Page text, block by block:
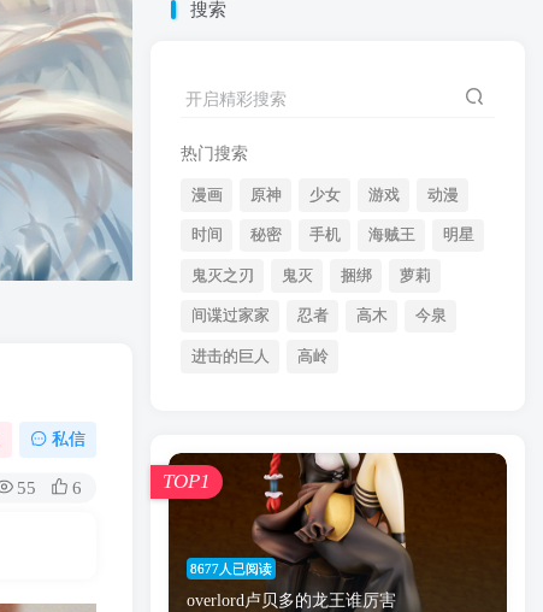
私信
55 6
搜索
开启精彩搜索
热门搜索
漫画 原神 少女 游戏 动漫
时间 秘密 手机 海贼王 明星
鬼灭之刃 鬼灭 捆绑 萝莉
间谍过家家 忍者 高木 今泉
进击的巨人 高岭
8677人已阅读
overlord卢贝多的龙王谁厉害
TOP1
趁好看的时候多照照镜子，毕竟，这种错
时间 秘密 手机 海贼王
鬼灭 捆绑 萝莉
间谍过家家 忍者 高木
进击的巨人 高岭